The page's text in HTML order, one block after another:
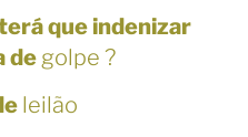
que indenizar
de golpe ?
leilão